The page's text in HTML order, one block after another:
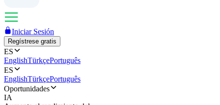
Iniciar Sesión
Regístrese gratis
ES
EnglishTürkçePortuguês
ES
EnglishTürkçePortuguês
Oportunidades
IA